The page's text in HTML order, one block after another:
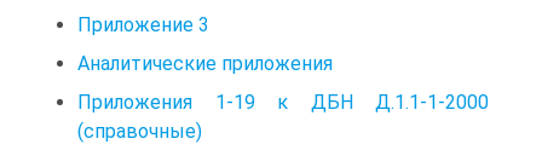
Приложение 3
Аналитические приложения
Приложения 1-19 к ДБН Д.1.1-1-2000
(справочные)